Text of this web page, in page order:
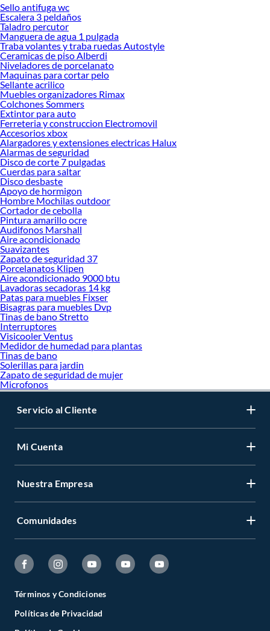
Desde remodelaciones hasta proyectos de decoración, estamos aquí para hacer
tus ideas realidad. ¡Visítanos y encuentra todo lo que tenemos para ofrecerte en
Alicates!
Explora la variedad de productos de Alicates en Sodimac
Herramientas, materiales y accesorios de calidad para tus proyectos y
renovación de espacios. ¡Visítanos y descubre todo lo que tenemos para
ofrecerte!
Encuentra una amplia variedad de productos de Alicates en Sodimac. Encuentra
todo lo necesario para tus proyectos de renovación y decoración. ¡Visítanos y
haz tus ideas realidad!
Sello antifuga wc
Escalera 3 peldaños
Taladro percutor
Manguera de agua 1 pulgada
Traba volantes y traba ruedas Autostyle
Ceramicas de piso Alberdi
Niveladores de porcelanato
Maquinas para cortar pelo
Sellante acrilico
Muebles organizadores Rimax
Colchones Sommers
Extintor para auto
Ferreteria y construccion Electromovil
Accesorios xbox
Alargadores y extensiones electricas Halux
Alarmas de seguridad
Disco de corte 7 pulgadas
Cuerdas para saltar
Disco desbaste
Apoyo de hormigon
Hombre Mochilas outdoor
Cortador de cebolla
Pintura amarillo ocre
Audifonos Marshall
Aire acondicionado
Suavizantes
Zapato de seguridad 37
Porcelanatos Klipen
Aire acondicionado 9000 btu
Lavadoras secadoras 14 kg
Patas para muebles Fixser
Bisagras para muebles Dvp
Tinas de bano Stretto
Interruptores
Visicooler Ventus
Medidor de humedad para plantas
Tinas de bano
Solerillas para jardin
Zapato de seguridad de mujer
Microfonos
Servicio al Cliente
Mi Cuenta
Nuestra Empresa
Comunidades
Términos y Condiciones
Políticas de Privacidad